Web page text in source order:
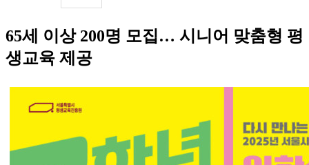
65세 이상 200명 모집… 시니어 맞춤형 평
생교육 제공